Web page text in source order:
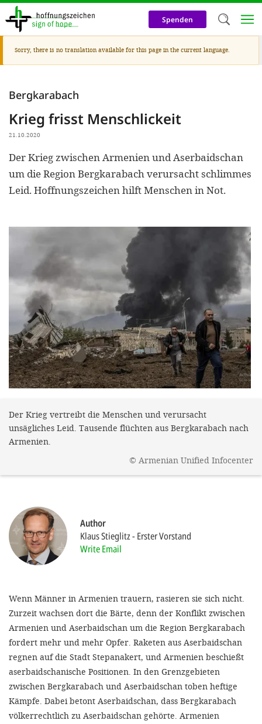
Skip
content
Spenden
Warning
message
Sorry, there is no translation available for this page in the current language.
Bergkarabach
Krieg frisst Menschlickeit
21.10.2020
Der Krieg zwischen Armenien und Aserbaidschan
um die Region Bergkarabach verursacht schlimmes
Leid. Hoffnungszeichen hilft Menschen in Not.
Der Krieg vertreibt die Menschen und verursacht
unsägliches Leid. Tausende flüchten aus Bergkarabach nach
Armenien.
© Armenian Unified Infocenter
Author
Klaus Stieglitz Erster Vorstand
Write Email
Wenn Männer in Armenien trauern, rasieren sie sich nicht.
Zurzeit wachsen dort die Bärte, denn der Konflikt zwischen
Armenien und Aserbaidschan um die Region Bergkarabach
fordert mehr und mehr Opfer. Raketen aus Aserbaidschan
regnen auf die Stadt Stepanakert, und Armenien beschießt
aserbaidschanische Positionen. In den Grenzgebieten
zwischen Bergkarabach und Aserbaidschan toben heftige
Kämpfe. Dabei betont Aserbaidschan, dass Bergkarabach
völkerrechtlich zu Aserbaidschan gehörte. Armenien
cookies,
cookies
and
us to
efficient,
the best
gain new
for our
accept
cookies
in the
'Cookie